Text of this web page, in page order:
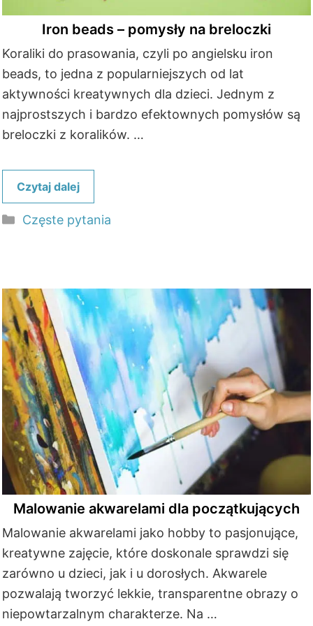
Iron beads – pomysły na breloczki
Koraliki do prasowania, czyli po angielsku iron
beads, to jedna z popularniejszych od lat
aktywności kreatywnych dla dzieci. Jednym z
najprostszych i bardzo efektownych pomysłów są
breloczki z koralików. …
Czytaj dalej
Kategorie
Częste pytania
Malowanie akwarelami dla początkujących
Malowanie akwarelami jako hobby to pasjonujące,
kreatywne zajęcie, które doskonale sprawdzi się
zarówno u dzieci, jak i u dorosłych. Akwarele
pozwalają tworzyć lekkie, transparentne obrazy o
niepowtarzalnym charakterze. Na …